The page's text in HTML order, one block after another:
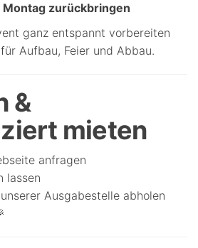
Montag zurückbringen
ganz entspannt vorbereiten
Aufbau, Feier und Abbau.
&
mieten
anfragen
lassen
Ausgabestelle abholen